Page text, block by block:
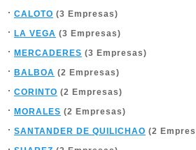
CALOTO (3 Empresas)
LA VEGA (3 Empresas)
MERCADERES (3 Empresas)
BALBOA (2 Empresas)
CORINTO (2 Empresas)
MORALES (2 Empresas)
SANTANDER DE QUILICHAO (2